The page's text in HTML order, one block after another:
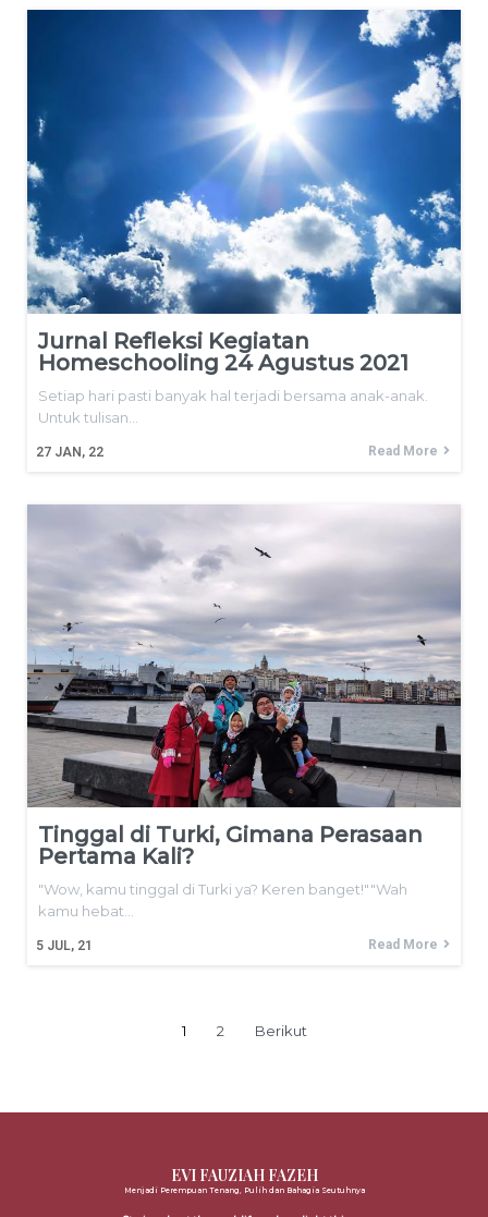
Jurnal Refleksi Kegiatan
Homeschooling 24 Agustus 2021
27 JAN, 22
Setiap hari pasti banyak hal terjadi bersama anak-anak.
Untuk tulisan…
Read More
Tinggal di Turki, Gimana Perasaan
Pertama Kali?
5 JUL, 21
"Wow, kamu tinggal di Turki ya? Keren banget!""Wah
kamu hebat…
Read More
1 2 Berikut
EVI FAUZIAH FAZEH
Menjadi Perempuan Tenang, Pulih dan Bahagia Seutuhnya